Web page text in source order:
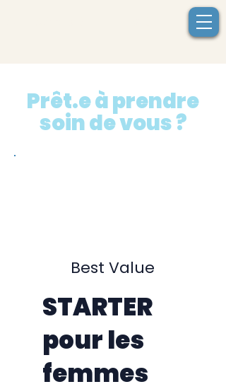
Prêt.e à prendre
soin de vous ?
Best Value
STARTER
pour les
femmes